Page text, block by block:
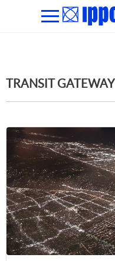
TRANSIT GATEWAY